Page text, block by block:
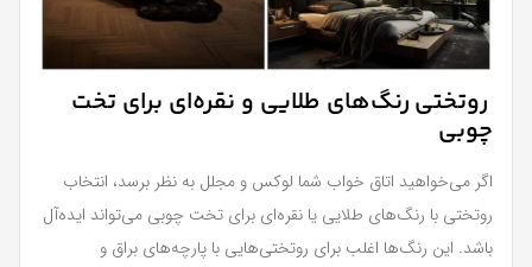
روتختی رنگ‌های طلایی و نقره‌ای برای تخت
چوبی
اگر می‌خواهید اتاق خواب شما لوکس و مجلل به نظر برسد، انتخاب
روتختی با رنگ‌های طلایی یا نقره‌ای برای تخت چوبی می‌تواند ایده‌آل
باشد. این رنگ‌ها اغلب برای روتختی‌هایی با پارچه‌های براق و